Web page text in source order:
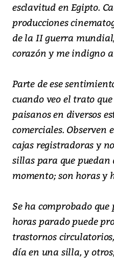
esclavitud en Egipto.
producciones
de la II guerra
corazón y me indigno
Parte de ese
cuando veo el trato
paisanos en diversos
comerciales. Observen
cajas registradoras y
sillas para que puedan
momento; son horas y
Se ha comprobado
horas parado puede
trastornos
día en una silla, y